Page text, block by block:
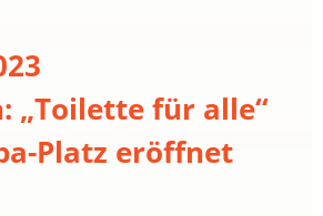
„Toilette für alle“
Platz eröffnet